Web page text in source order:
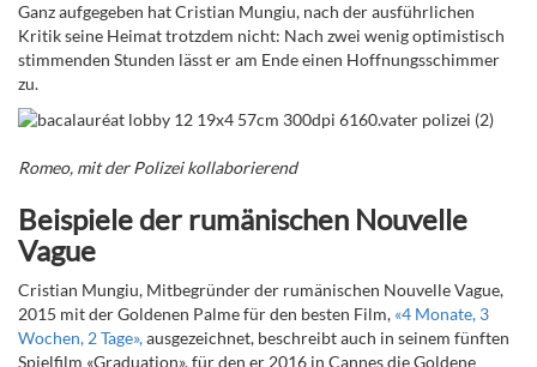
Ganz aufgegeben hat Cristian Mungiu, nach der ausführlichen
Kritik seine Heimat trotzdem nicht: Nach zwei wenig optimistisch
stimmenden Stunden lässt er am Ende einen Hoffnungsschimmer
zu.
Romeo, mit der Polizei kollaborierend
Beispiele der rumänischen Nouvelle
Vague
Cristian Mungiu, Mitbegründer der rumänischen Nouvelle Vague,
2015 mit der Goldenen Palme für den besten Film, «4 Monate, 3
Wochen, 2 Tage»,ausgezeichnet, beschreibt auch in seinem fünften
Spielfilm «Graduation», für den er 2016 in Cannes die Goldene